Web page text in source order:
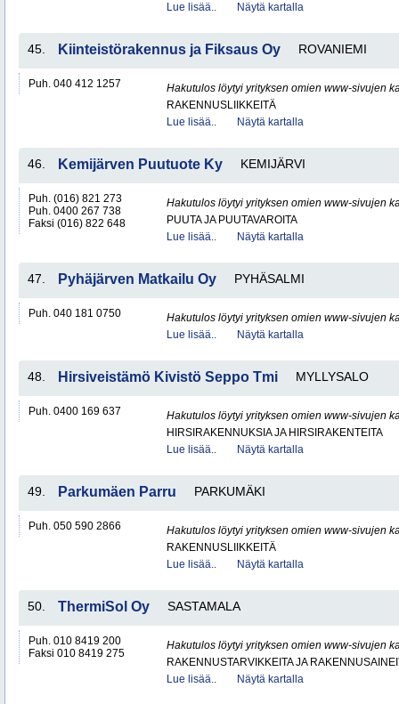
Lue lisää..
Näytä kartalla
45. Kiinteistörakennus ja Fiksaus Oy ROVANIEMI
Puh. 040 412 1257
Hakutulos löytyi yrityksen omien www-sivujen
RAKENNUSLIIKKEITÄ
Lue lisää..
Näytä kartalla
46. Kemijärven Puutuote Ky KEMIJÄRVI
Puh. (016) 821 273
Puh. 0400 267 738
Faksi (016) 822 648
Hakutulos löytyi yrityksen omien www-sivujen
PUUTA JA PUUTAVAROITA
Lue lisää..
Näytä kartalla
47. Pyhäjärven Matkailu Oy PYHÄSALMI
Puh. 040 181 0750
Hakutulos löytyi yrityksen omien www-sivujen
Lue lisää..
Näytä kartalla
48. Hirsiveistämö Kivistö Seppo Tmi MYLLYSALO
Puh. 0400 169 637
Hakutulos löytyi yrityksen omien www-sivujen
HIRSIRAKENNUKSIA JA HIRSIRAKENTEITA
Lue lisää..
Näytä kartalla
49. Parkumäen Parru PARKUMÄKI
Puh. 050 590 2866
Hakutulos löytyi yrityksen omien www-sivujen
RAKENNUSLIIKKEITÄ
Lue lisää..
Näytä kartalla
50. ThermiSol Oy SASTAMALA
Puh. 010 8419 200
Faksi 010 8419 275
Hakutulos löytyi yrityksen omien www-sivujen
RAKENNUSTARVIKKEITA JA
Lue lisää..
Näytä kartalla